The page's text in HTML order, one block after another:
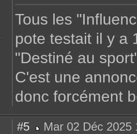
e
a
Tous les
pote testait il y a
"Destiné au
C'est une
donc forcément
#5 Mar 02 Déc 2025